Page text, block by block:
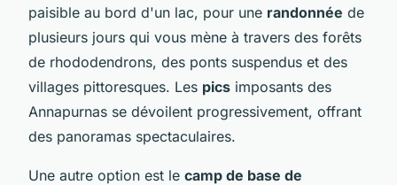
paisible au bord d'un lac, pour une randonnée de
plusieurs jours qui vous mène à travers des forêts
de rhododendrons, des ponts suspendus et des
villages pittoresques. Les pics imposants des
Annapurnas se dévoilent progressivement, offrant
des panoramas spectaculaires.
Une autre option est le camp de base de